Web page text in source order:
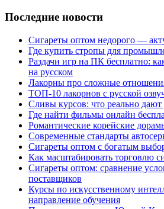
Последние новости
Сигареты оптом недорого —
Где купить стропы для
Раздачи игр на ПК бесплатно:
на русском
Лакорны про сложные
ТОП-10 лакорнов с русской
Сливы курсов: что реально
Где найти фильмы онлайн
Романтические корейские
Современные стандарты
Сигареты оптом с богатым
Как масштабировать торговлю
Сигареты оптом: сравнение
поставщиков
Курсы по искусственному
направление обучения